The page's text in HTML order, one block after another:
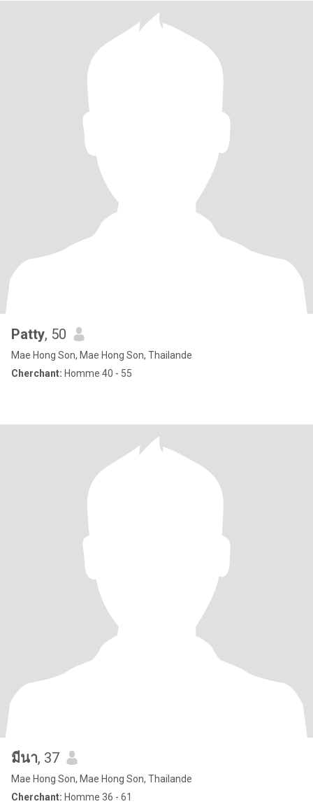
Patty, 50
Mae Hong Son, Mae Hong Son, Thailande
Cherchant: Homme 40 - 55
มีนา, 37
Mae Hong Son, Mae Hong Son, Thailande
Cherchant: Homme 36 - 61